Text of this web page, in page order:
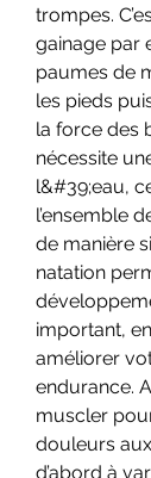
trompes.
gainage par
paumes de
les pieds
la force des
nécessite
l&#39;eau,
l’ensemble
de manière
natation
important,
améliorer
endurance.
muscler
douleurs
d’abord à